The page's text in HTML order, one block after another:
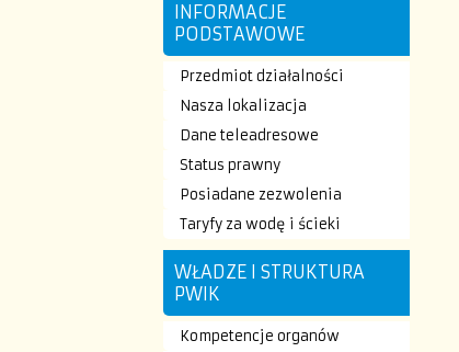
INFORMACJE
PODSTAWOWE
Przedmiot działalności
Nasza lokalizacja
Dane teleadresowe
Status prawny
Posiadane zezwolenia
Taryfy za wodę i ścieki
WŁADZE I STRUKTURA
PWIK
Kompetencje organów